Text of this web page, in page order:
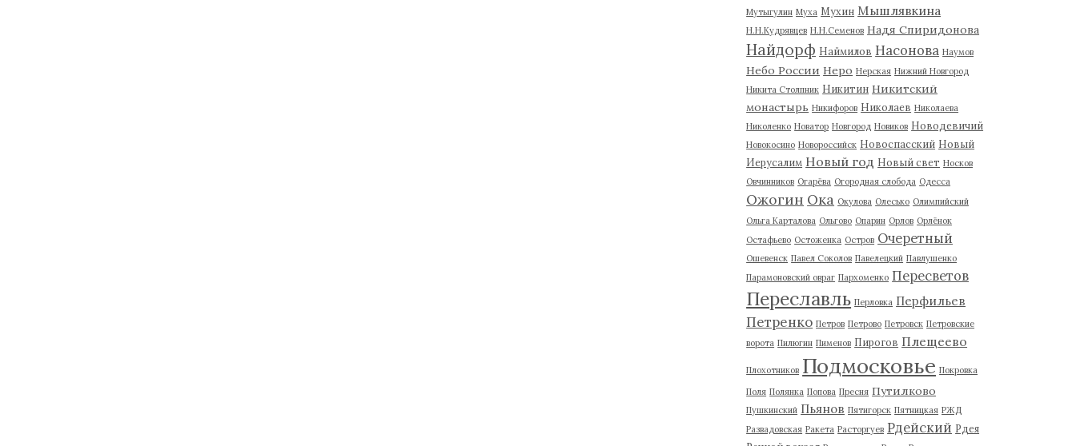
Мутыгулин Муха Мухин Мышлявкина
Н.Н.Кудрявцев Н.Н.Семенов Надя Спиридонова
Найдорф Наймилов Насонова Наумов
Небо России Неро Нерская Нижний Новгород
Никита Столпник Никитин Никитский
монастырь Никифоров Николаев Николаева
Николенко Новатор Новгород Новиков Новодевичий
Новокосино Новороссийск Новоспасский Новый
Иерусалим Новый год Новый свет Носков
Овчинников Огарёва Огородная слобода Одесса
Ожогин Ока Окулова Олесько Олимпийский
Ольга Карталова Ольгово Опарин Орлов Орлёнок
Остафьево Остоженка Остров Очеретный
Ошевенск Павел Соколов Павелецкий Павлушенко
Парамоновский овраг Пархоменко Пересветов
Переславль Перловка Перфильев
Петренко Петров Петрово Петровск Петровские
ворота Пилюгин Пименов Пирогов Плещеево
Плохотников Подмосковье Покровка
Поля Полянка Попова Пресня Путилково
Пушкинский Пьянов Пятигорск Пятницкая РЖД
Развадовская Ракета Расторгуев Рдейский Рдея